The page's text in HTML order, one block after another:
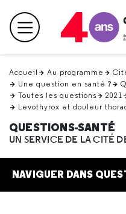
en
haut Menu principal
Accueil Au programme
Une question en santé ?
Toutes les questions
2021
Levothyrox et douleur
QUESTIONS-SANTÉ
UN SERVICE DE LA CITÉ
NAVIGUER DANS